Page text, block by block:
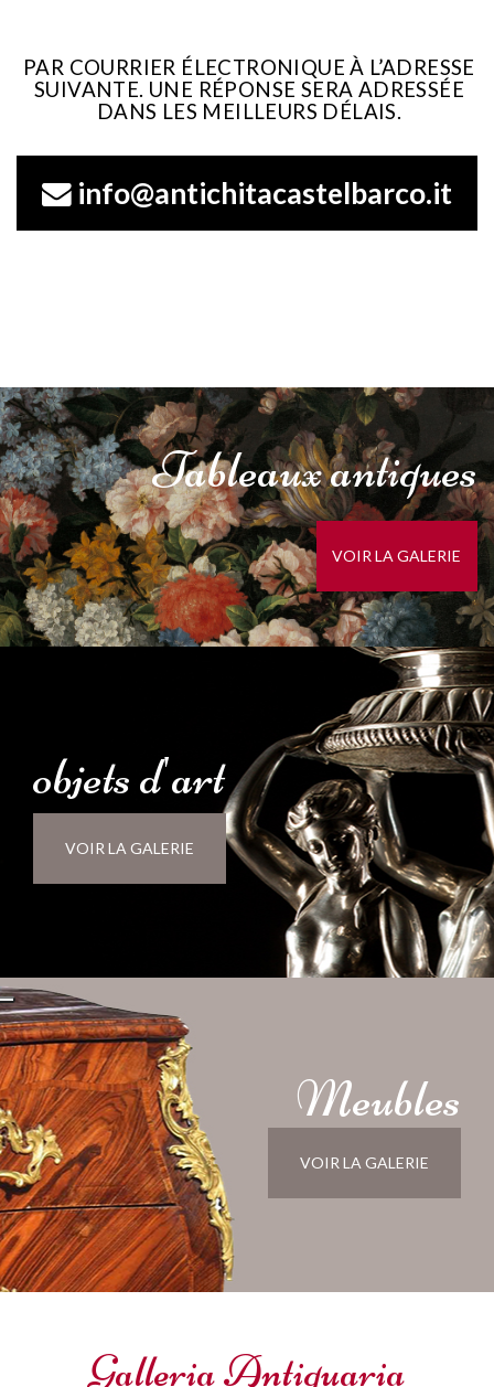
PAR COURRIER ÉLECTRONIQUE À L’ADRESSE
SUIVANTE. UNE RÉPONSE SERA ADRESSÉE
DANS LES MEILLEURS DÉLAIS.
info@antichitacastelbarco.it
Tableauxantiques
VOIR LA GALERIE
objetsd'art
VOIR LA GALERIE
Meubles
VOIR LA GALERIE
Galleria Antiquaria